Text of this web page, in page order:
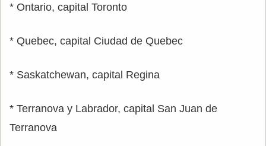
* Ontario, capital Toronto
* Quebec, capital Ciudad de Quebec
* Saskatchewan, capital Regina
* Terranova y Labrador, capital San Juan de
Terranova